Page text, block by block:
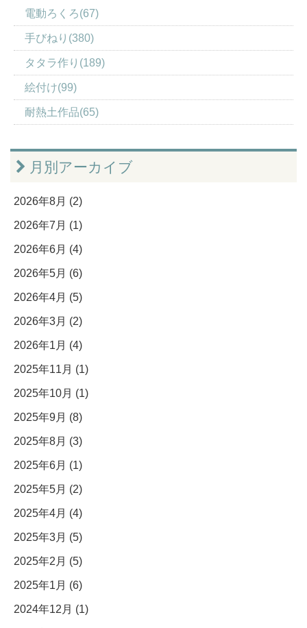
電動ろくろ(67)
手びねり(380)
タタラ作り(189)
絵付け(99)
耐熱土作品(65)
月別アーカイブ
2026年8月 (2)
2026年7月 (1)
2026年6月 (4)
2026年5月 (6)
2026年4月 (5)
2026年3月 (2)
2026年1月 (4)
2025年11月 (1)
2025年10月 (1)
2025年9月 (8)
2025年8月 (3)
2025年6月 (1)
2025年5月 (2)
2025年4月 (4)
2025年3月 (5)
2025年2月 (5)
2025年1月 (6)
2024年12月 (1)